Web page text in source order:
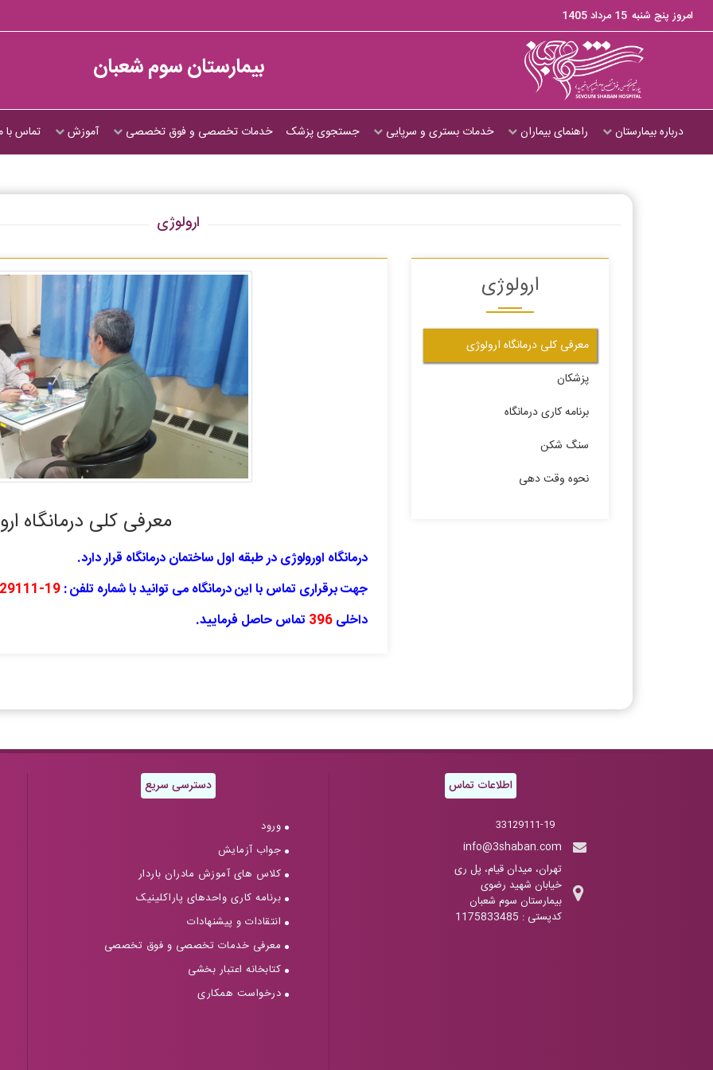
امروز پنج شنبه 15 مرداد 1405
بیمارستان سوم شعبان
درباره بیمارستان راهنمای بیماران خدمات بستری و سرپایی جستجوی پزشک خدمات تخصصی و فوق تخصصی آموزش تماس با
ارولوژی
ارولوژی
معرفی کلی درمانگاه ارولوژی
پزشکان
برنامه کاری درمانگاه
سنگ شکن
نحوه وقت دهی
معرفی کلی درمانگاه
درمانگاه اورولوژی در طبقه اول ساختمان درمانگاه قرار دارد.
جهت برقراری تماس با این درمانگاه می توانید با شماره تلفن :19-33129111-021
داخلی
تماس حاصل فرمایید.
اطلاعات تماس
33129111-19
info@3shaban.com
تهران، میدان قیام، پل ری
خیابان شهید رضوی
بیمارستان سوم شعبان
کدپستی : 1175833485
دسترسی سریع
ورود
جواب آزمایش
کلاس های آموزش مادران باردار
برنامه کاری واحدهای پاراکلینیک
انتقادات و پیشنهادات
معرفی خدمات تخصصی و فوق تخصصی
کتابخانه اعتبار بخشی
درخواست همکاری